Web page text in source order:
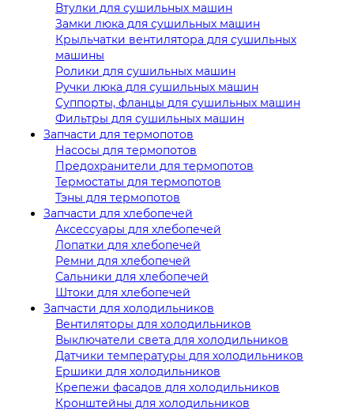
Втулки для сушильных машин
Замки люка для сушильных машин
Крыльчатки вентилятора для сушильных
машины
Ролики для сушильных машин
Ручки люка для сушильных машин
Суппорты, фланцы для сушильных машин
Фильтры для сушильных машин
Запчасти для термопотов
Насосы для термопотов
Предохранители для термопотов
Термостаты для термопотов
Тэны для термопотов
Запчасти для хлебопечей
Аксессуары для хлебопечей
Лопатки для хлебопечей
Ремни для хлебопечей
Сальники для хлебопечей
Штоки для хлебопечей
Запчасти для холодильников
Вентиляторы для холодильников
Выключатели света для холодильников
Датчики температуры для холодильников
Ершики для холодильников
Крепежи фасадов для холодильников
Кронштейны для холодильников